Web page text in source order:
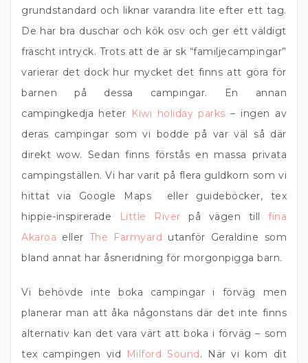
grundstandard och liknar varandra lite efter ett tag.
De har bra duschar och kök osv och ger ett väldigt
fräscht intryck. Trots att de är sk “familjecampingar”
varierar det dock hur mycket det finns att göra för
barnen på dessa campingar. En annan
campingkedja heter Kiwi holiday parks – ingen av
deras campingar som vi bodde på var väl så där
direkt wow. Sedan finns förstås en massa privata
campingställen. Vi har varit på flera guldkorn som vi
hittat via Google Maps eller guideböcker, tex
hippie-inspirerade
Little River på vägen till fina
Akaroa eller The Farmyard utanför Geraldine som
bland annat har åsneridning för morgonpigga barn.
Vi behövde inte boka campingar i förväg men
planerar man att åka någonstans där det inte finns
alternativ kan det vara värt att boka i förväg – som
tex campingen vid
Milford Sound. När vi kom dit